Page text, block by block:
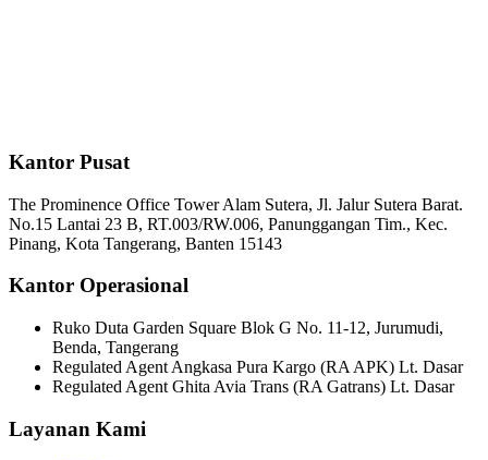
Kantor Pusat
The Prominence Office Tower Alam Sutera, Jl. Jalur Sutera Barat.
No.15 Lantai 23 B, RT.003/RW.006, Panunggangan Tim., Kec.
Pinang, Kota Tangerang, Banten 15143
Kantor Operasional
Ruko Duta Garden Square Blok G No. 11-12, Jurumudi,
Benda, Tangerang
Regulated Agent Angkasa Pura Kargo (RA APK) Lt. Dasar
Regulated Agent Ghita Avia Trans (RA Gatrans) Lt. Dasar
Layanan Kami